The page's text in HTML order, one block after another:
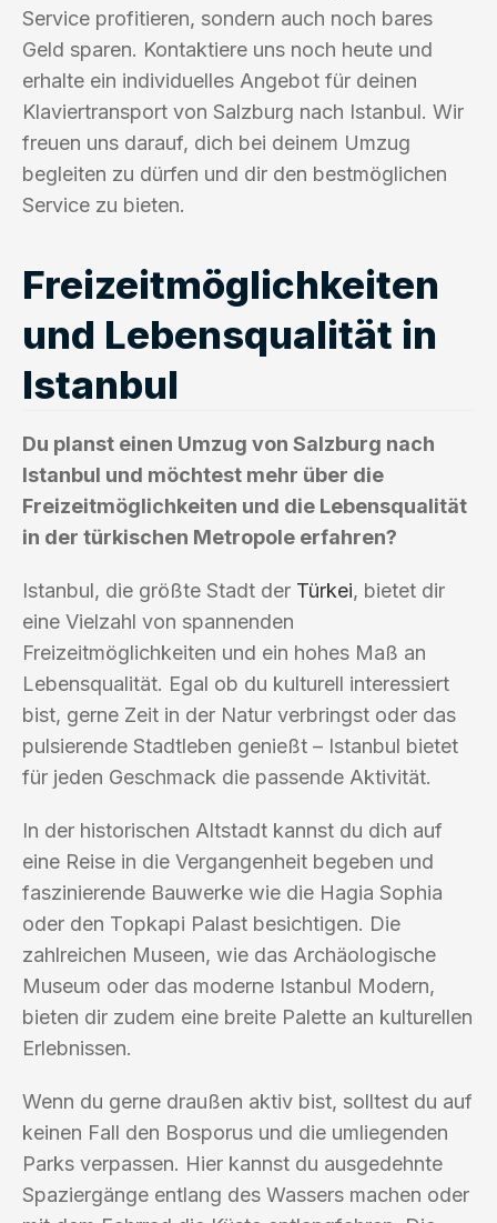
Service profitieren, sondern auch noch bares
Geld sparen. Kontaktiere uns noch heute und
erhalte ein individuelles Angebot für deinen
Klaviertransport von Salzburg nach Istanbul. Wir
freuen uns darauf, dich bei deinem Umzug
begleiten zu dürfen und dir den bestmöglichen
Service zu bieten.
Freizeitmöglichkeiten
und Lebensqualität in
Istanbul
Du planst einen Umzug von Salzburg nach
Istanbul und möchtest mehr über die
Freizeitmöglichkeiten und die Lebensqualität
in der türkischen Metropole erfahren?
Istanbul, die größte Stadt der Türkei, bietet dir
eine Vielzahl von spannenden
Freizeitmöglichkeiten und ein hohes Maß an
Lebensqualität. Egal ob du kulturell interessiert
bist, gerne Zeit in der Natur verbringst oder das
pulsierende Stadtleben genießt – Istanbul bietet
für jeden Geschmack die passende Aktivität.
In der historischen Altstadt kannst du dich auf
eine Reise in die Vergangenheit begeben und
faszinierende Bauwerke wie die Hagia Sophia
oder den Topkapi Palast besichtigen. Die
zahlreichen Museen, wie das Archäologische
Museum oder das moderne Istanbul Modern,
bieten dir zudem eine breite Palette an kulturellen
Erlebnissen.
Wenn du gerne draußen aktiv bist, solltest du auf
keinen Fall den Bosporus und die umliegenden
Parks verpassen. Hier kannst du ausgedehnte
Spaziergänge entlang des Wassers machen oder